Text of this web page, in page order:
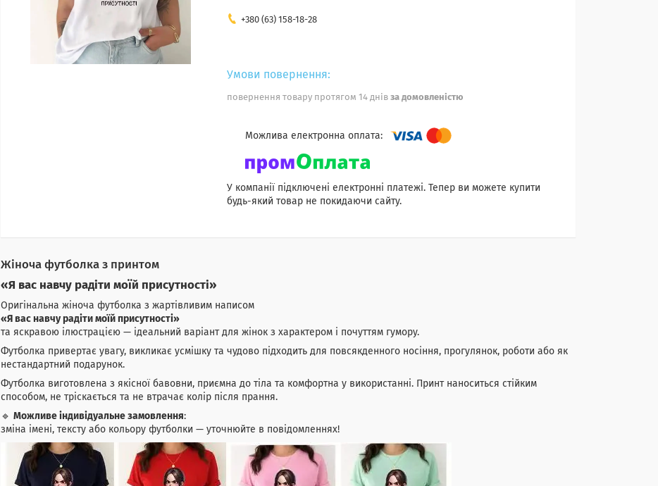
+380 (63) 158-18-28
повернення товару протягом 14 днів за домовленістю
У компанії підключені електронні платежі. Тепер ви можете купити
будь-який товар не покидаючи сайту.
Жіноча футболка з принтом
«Я вас навчу радіти моїй присутності»
Оригінальна жіноча футболка з жартівливим написом
«Я вас навчу радіти моїй присутності»
та яскравою ілюстрацією — ідеальний варіант для жінок з характером і почуттям гумору.
Футболка привертає увагу, викликає усмішку та чудово підходить для повсякденного носіння, прогулянок, роботи або як
нестандартний подарунок.
Футболка виготовлена з якісної бавовни, приємна до тіла та комфортна у використанні. Принт наноситься стійким
способом, не тріскається та не втрачає колір після прання.
🔹 Можливе індивідуальне замовлення:
зміна імені, тексту або кольору футболки — уточнюйте в повідомленнях!